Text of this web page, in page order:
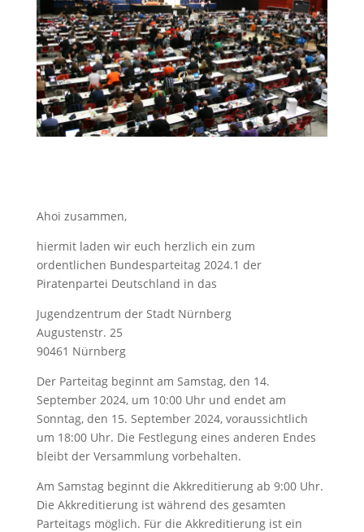
Ahoi zusammen,
hiermit laden wir euch herzlich ein zum
ordentlichen Bundesparteitag 2024.1 der
Piratenpartei Deutschland in das
Jugendzentrum der Stadt Nürnberg
Augustenstr. 25
90461 Nürnberg
Der Parteitag beginnt am Samstag, den 14.
September 2024, um 10:00 Uhr und endet am
Sonntag, den 15. September 2024, voraussichtlich
um 18:00 Uhr. Die Festlegung eines anderen Endes
bleibt der Versammlung vorbehalten.
Am Samstag beginnt die Akkreditierung ab 9:00 Uhr.
Die Akkreditierung ist während des gesamten
Parteitags möglich. Für die Akkreditierung ist ein